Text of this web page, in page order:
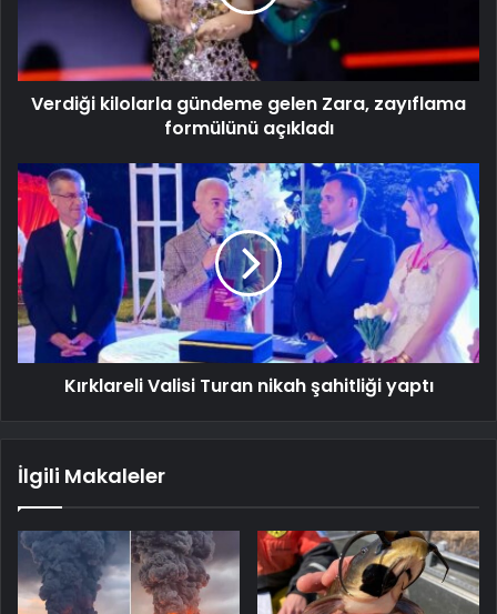
Verdiği kilolarla gündeme gelen Zara, zayıflama
formülünü açıkladı
Kırklareli Valisi Turan nikah şahitliği yaptı
İlgili Makaleler